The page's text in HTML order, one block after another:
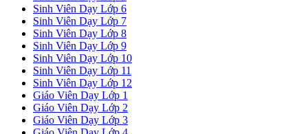
Sinh Viên Dạy Lớp 6
Sinh Viên Dạy Lớp 7
Sinh Viên Dạy Lớp 8
Sinh Viên Dạy Lớp 9
Sinh Viên Dạy Lớp 10
Sinh Viên Dạy Lớp 11
Sinh Viên Dạy Lớp 12
Giáo Viên Dạy Lớp 1
Giáo Viên Dạy Lớp 2
Giáo Viên Dạy Lớp 3